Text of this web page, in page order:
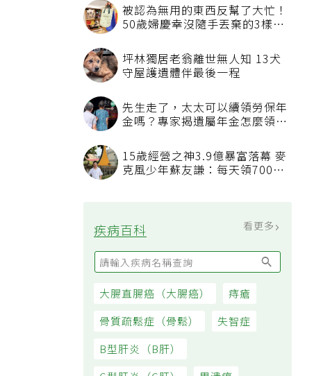
我已經戒菸戒酒，也開始運動，
三高數值都正常了，為什麼還不
能停藥？
吃飯喝水能減重？「喝水黃金時
間點」曝，喝錯時機反而吃更多
率2.54% 連三個月破警戒線